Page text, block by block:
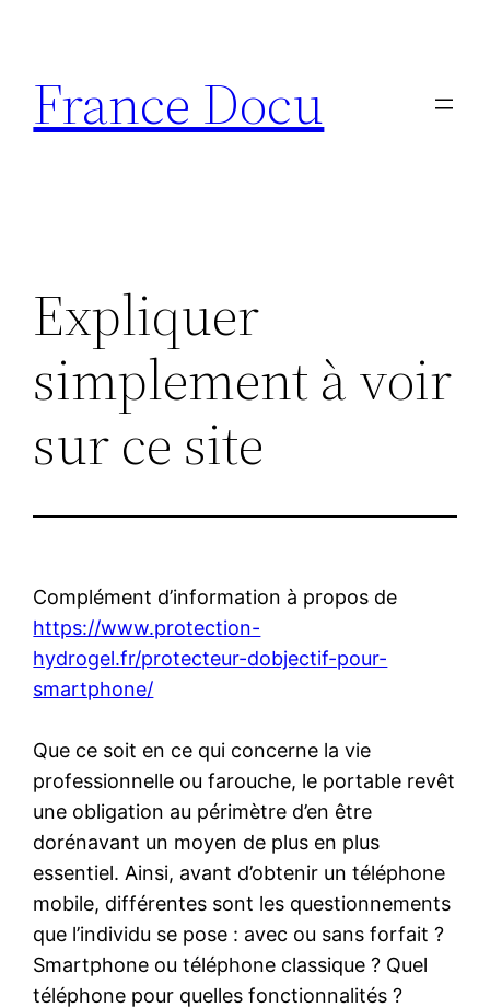
contenu
France Docu
Expliquer
simplement à voir
sur ce site
Complément d’information à propos de
https://www.protection-
hydrogel.fr/protecteur-dobjectif-pour-
smartphone/
Que ce soit en ce qui concerne la vie
professionnelle ou farouche, le portable revêt
une obligation au périmètre d’en être
dorénavant un moyen de plus en plus
essentiel. Ainsi, avant d’obtenir un téléphone
mobile, différentes sont les questionnements
que l’individu se pose : avec ou sans forfait ?
Smartphone ou téléphone classique ? Quel
téléphone pour quelles fonctionnalités ?